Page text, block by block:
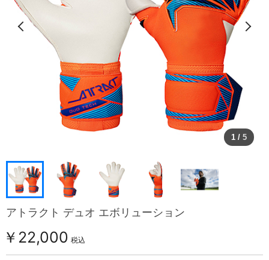
1 / 5
アトラクト デュオ エボリューション
￥22,000 税込